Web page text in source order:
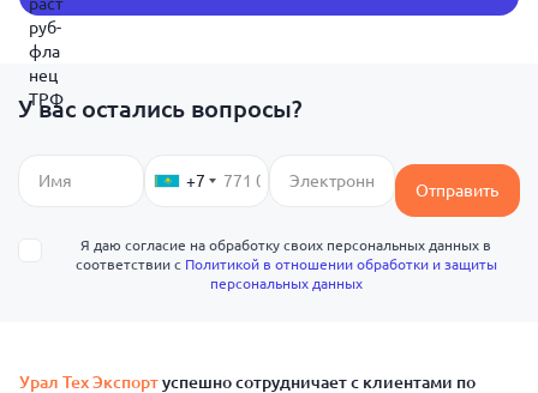
У вас остались вопросы?
+7 Отправить
Я даю согласие на обработку своих персональных данных в
соответствии с Политикой в отношении обработки и защиты
персональных данных
Урал Тех Экспортуспешно сотрудничает с клиентами по